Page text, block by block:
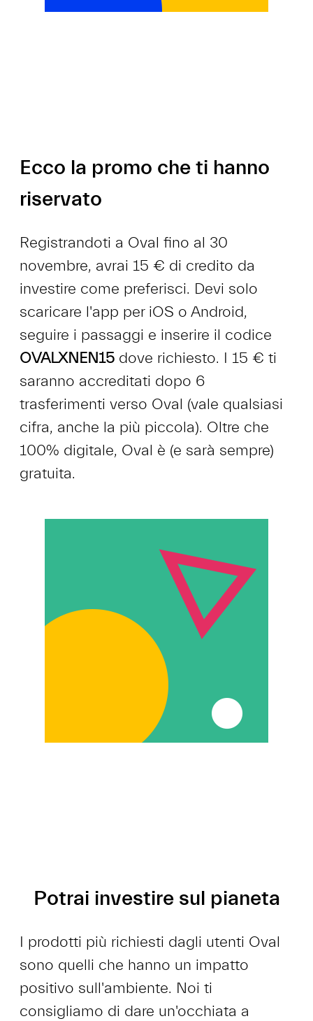
Ecco la promo che ti hanno
riservato
Registrandoti a Oval fino al 30
novembre, avrai 15 € di credito da
investire come preferisci. Devi solo
scaricare l'app per iOS o Android,
seguire i passaggi e inserire il codice
OVALXNEN15 dove richiesto. I 15 € ti
saranno accreditati dopo 6
trasferimenti verso Oval (vale qualsiasi
cifra, anche la più piccola). Oltre che
100% digitale, Oval è (e sarà sempre)
gratuita.
Potrai investire sul pianeta
I prodotti più richiesti dagli utenti Oval
sono quelli che hanno un impatto
positivo sull'ambiente. Noi ti
consigliamo di dare un'occhiata a